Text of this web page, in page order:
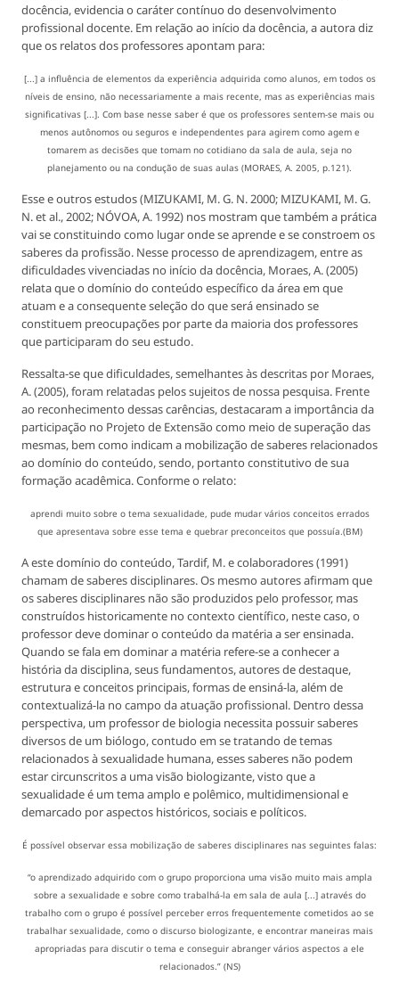
docência, evidencia o caráter contínuo do desenvolvimento
profissional docente. Em relação ao início da docência, a autora diz
que os relatos dos professores apontam para:
[...] a influência de elementos da experiência adquirida como alunos, em todos os
níveis de ensino, não necessariamente a mais recente, mas as experiências mais
significativas [...]. Com base nesse saber é que os professores sentem-se mais ou
menos autônomos ou seguros e independentes para agirem como agem e
tomarem as decisões que tomam no cotidiano da sala de aula, seja no
planejamento ou na condução de suas aulas (MORAES, A. 2005, p.121).
Esse e outros estudos (MIZUKAMI, M. G. N. 2000; MIZUKAMI, M. G.
N. et al., 2002; NÓVOA, A. 1992) nos mostram que também a prática
vai se constituindo como lugar onde se aprende e se constroem os
saberes da profissão. Nesse processo de aprendizagem, entre as
dificuldades vivenciadas no início da docência, Moraes, A. (2005)
relata que o domínio do conteúdo específico da área em que
atuam e a consequente seleção do que será ensinado se
constituem preocupações por parte da maioria dos professores
que participaram do seu estudo.
Ressalta-se que dificuldades, semelhantes às descritas por Moraes,
A. (2005), foram relatadas pelos sujeitos de nossa pesquisa. Frente
ao reconhecimento dessas carências, destacaram a importância da
participação no Projeto de Extensão como meio de superação das
mesmas, bem como indicam a mobilização de saberes relacionados
ao domínio do conteúdo, sendo, portanto constitutivo de sua
formação acadêmica. Conforme o relato:
aprendi muito sobre o tema sexualidade, pude mudar vários conceitos errados
que apresentava sobre esse tema e quebrar preconceitos que possuía.(BM)
A este domínio do conteúdo, Tardif, M. e colaboradores (1991)
chamam de saberes disciplinares. Os mesmo autores afirmam que
os saberes disciplinares não são produzidos pelo professor, mas
construídos historicamente no contexto científico, neste caso, o
professor deve dominar o conteúdo da matéria a ser ensinada.
Quando se fala em dominar a matéria refere-se a conhecer a
história da disciplina, seus fundamentos, autores de destaque,
estrutura e conceitos principais, formas de ensiná-la, além de
contextualizá-la no campo da atuação profissional. Dentro dessa
perspectiva, um professor de biologia necessita possuir saberes
diversos de um biólogo, contudo em se tratando de temas
relacionados à sexualidade humana, esses saberes não podem
estar circunscritos a uma visão biologizante, visto que a
sexualidade é um tema amplo e polêmico, multidimensional e
demarcado por aspectos históricos, sociais e políticos.
É possível observar essa mobilização de saberes disciplinares nas seguintes falas:
“o aprendizado adquirido com o grupo proporciona uma visão muito mais ampla
sobre a sexualidade e sobre como trabalhá-la em sala de aula [...] através do
trabalho com o grupo é possível perceber erros frequentemente cometidos ao se
trabalhar sexualidade, como o discurso biologizante, e encontrar maneiras mais
apropriadas para discutir o tema e conseguir abranger vários aspectos a ele
relacionados.” (NS)